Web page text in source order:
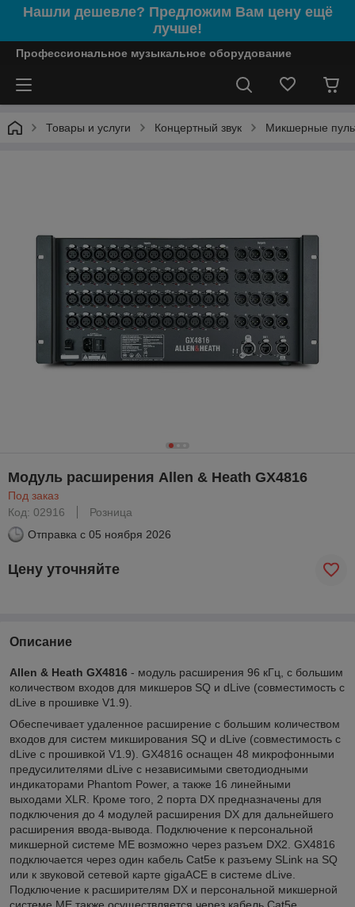
Нашли дешевле? Предложим Вам цену ещё
лучше!
Профессиональное музыкальное оборудование
Товары и услуги Концертный звук Микшерные
Модуль расширения Allen & Heath GX4816
Под заказ
Код: 02916
Розница
Отправка с 05 ноября 2026
Цену уточняйте
Описание
Allen & Heath GX4816 - модуль расширения 96 кГц, с большим
количеством входов для микшеров SQ и dLive (совместимость с
dLive в прошивке V1.9).
Обеспечивает удаленное расширение с большим количеством
входов для систем микширования SQ и dLive (совместимость с
dLive с прошивкой V1.9). GX4816 оснащен 48 микрофонными
предусилителями dLive с независимыми светодиодными
индикаторами Phantom Power, а также 16 линейными
выходами XLR. Кроме того, 2 порта DX предназначены для
подключения до 4 модулей расширения DX для дальнейшего
расширения ввода-вывода. Подключение к персональной
микшерной системе ME возможно через разъем DX2. GX4816
подключается через один кабель Cat5e к разъему SLink на SQ
или к звуковой сетевой карте gigaACE в системе dLive.
Подключение к расширителям DX и персональной микшерной
системе ME также осуществляется через кабель Cat5e.